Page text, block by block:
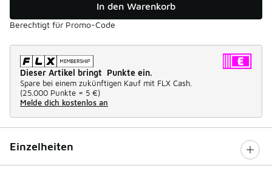
In den Warenkorb
Berechtigt für Promo-Code
Dieser Artikel bringt Punkte ein.
Spare bei einem zukünftigen Kauf mit FLX Cash.
(25.000 Punkte = 5 €)
Melde dich kostenlos an
Einzelheiten